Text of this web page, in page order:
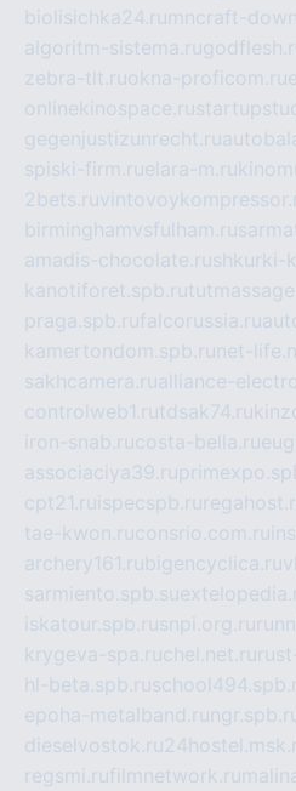
biolisichka24.ru mncraft-
algoritm-sistema.ru
zebra-tlt.ruokna-proficom.ru
onlinekinospace.ru
gegenjustizunrecht.ru
spiski-firm.ruelara-m.ru
2bets.ru
birminghamvsfulham.ru
amadis-chocolate.rushkurki-
kanotiforet.spb.ru
praga.spb.rufalcorussia.ru
kamertondom.spb.ru net-
sakhcamera.rualliance-
controlweb1.rutdsak74.ru
iron-snab.rucosta-bella.ru
associaciya39.ru
cpt21.ru ispecspb.ru
tae-kwon.ruconsrio.com.ru
archery161.rubigencyclica.ru
sarmiento.spb.su
iskatour.spb.rusnpi.org.ru
krygeva-spa.ruchel.net.ru
hl-beta.spb.ru
epoha-metalband.ru
dieselvostok.ru
regsmi.rufilmnetwork.ru